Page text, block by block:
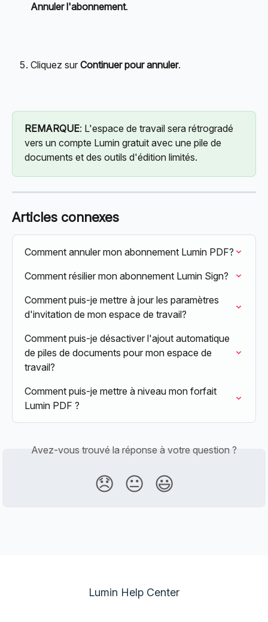
Annuler l'abonnement.
Cliquez sur Continuer pour annuler.
REMARQUE: L'espace de travail sera rétrogradé
vers un compte Lumin gratuit avec une pile de
documents et des outils d'édition limités.
Articles connexes
Comment annuler mon abonnement Lumin PDF?
Comment résilier mon abonnement Lumin Sign?
Comment puis-je mettre à jour les paramètres
d'invitation de mon espace de travail?
Comment puis-je désactiver l'ajout automatique
de piles de documents pour mon espace de
travail?
Comment puis-je mettre à niveau mon forfait
Lumin PDF ?
Avez-vous trouvé la réponse à votre question ?
😞 😐 😃
Lumin Help Center